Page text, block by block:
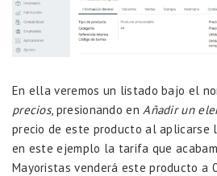
En ella veremos un listado bajo el
precios, presionando enAñadir un
precio de este producto al aplicarse
en este ejemplo la tarifa que
Mayoristas venderá este producto a